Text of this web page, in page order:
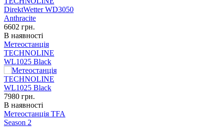
6602 грн.
В наявності
Метеостанція
TECHNOLINE
WL1025 Black
7980 грн.
В наявності
Метеостанція TFA
Season 2